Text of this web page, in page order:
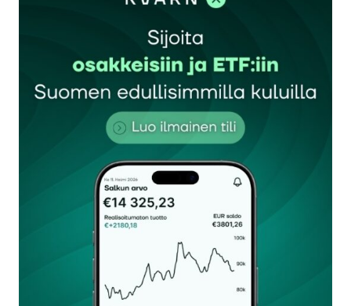
Sähköpostiosoitettasi ei julkaista.Pakolliset
kentät on merkitty*
Kommentti*
Nimesi tai nimimerkkisi